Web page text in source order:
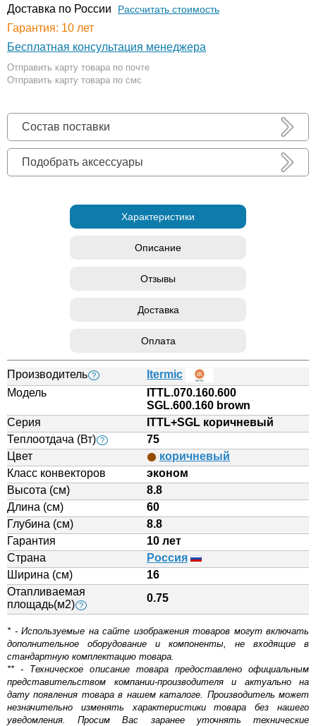
Доставка по России Рассчитать стоимость
Гарантия: 10 лет
Бесплатная консультация менеджера
Отправить карту товара по почте
Отправить карту товара по смс
Состав поставки
Подобрать аксессуары
Характеристики
Описание
Отзывы
Доставка
Оплата
Производитель ?
Itermic
Модель
ITTL.070.160.600
SGL.600.160 brown
Серия
ITTL+SGL коричневый
Теплоотдача (Вт) ?
75
Цвет
коричневый
Класс конвекторов
эконом
Высота (см)
8.8
Длина (см)
60
Глубина (см)
8.8
Гарантия
10 лет
Страна
Россия
Ширина (см)
16
Отапливаемая
площадь(м2) ?
0.75
* - Используемые на сайте изображения товаров могут включать
дополнительное оборудование и компоненты, не входящие в
стандартную комплектацию товара.
** - Техническое описание товара предоставлено официальным
представительством компании-производителя и актуально на
дату появления товара в нашем каталоге. Производитель может
незначительно изменять характеристики товара без нашего
уведомления. Просим Вас заранее уточнять технические